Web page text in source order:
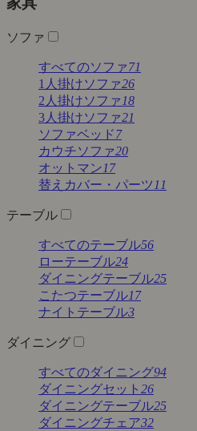
ソファ
すべてのソファ71
1人掛けソファ26
2人掛けソファ 18
3人掛けソファ21
ソファベッド7
カウチソファ20
オットマン17
替えカバー・パーツ 11
テーブル
すべてのテーブル56
ローテーブル24
ダイニングテーブル25
こたつテーブル17
ナイトテーブル3
ダイニング
すべてのダイニング94
ダイニングセット 26
ダイニングテーブル25
ダイニングチェア32